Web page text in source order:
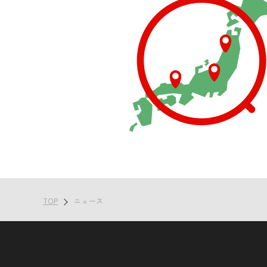
TOP ニュース